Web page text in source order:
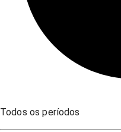
Todos os períodos